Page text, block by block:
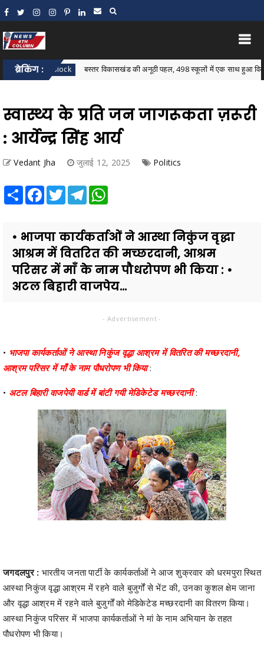
ब्रेकिंग :
Block बस्तर विकासखंड की अनूठी पहल, 498 स्कूलों में एक साथ हुआ विकासखंड
स्वास्थ्य के प्रति जन जागरूकता ज़रूरी
: आर्येन्द्र सिंह आर्य
Vedant Jha जुलाई 12, 2025 Politics
Share Facebook
TwitterTelegram
• भाजपा कार्यकर्ताओं ने आस्था निकुंज वृद्धा
आश्रम में वितरित की मच्छरदानी, आश्रम
परिसर में माँ के नाम पौधरोपण भी किया : •
अटल बिहारी वाजपेय...
- Advertisement -
• भाजपा कार्यकर्ताओं ने आस्था निकुंज वृद्धा आश्रम में वितरित की मच्छरदानी,
आश्रम परिसर में माँ के नाम पौधरोपण भी किया:
• अटल बिहारी वाजपेयी वार्ड में बांटी गयी मेडिकेटेड मच्छरदानी:
जगदलपुर : भारतीय जनता पार्टी के कार्यकर्ताओं ने आज शुक्रवार को धरमपुरा स्थित
आस्था निकुंज वृद्धा आश्रम में रहने वाले बुजुर्गों से भेंट की, उनका कुशल क्षेम जाना
और वृद्धा आश्रम में रहने वाले बुजुर्गों को मेडिकेटेड मच्छरदानी का वितरण किया।
आस्था निकुंज परिसर में भाजपा कार्यकर्ताओं ने मां के नाम अभियान के तहत
पौधरोपण भी किया।